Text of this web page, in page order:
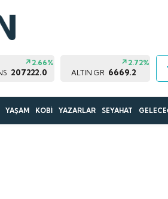
207222.0
2.66%
ALTIN GR 6669.2
2.72%
YAŞAM KOBİ YAZARLAR SEYAHAT